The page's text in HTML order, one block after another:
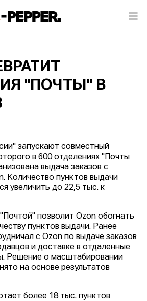
"ПОЧТЫ" В
запускают совместный
в 600 отделениях "Почты
выдача заказов с
Количество пунктов выдачи
увеличить до 22,5 тыс. к
позволит Ozon обогнать
пунктов выдачи. Ранее
с Ozon по выдаче заказов
и доставке в отдаленные
Решение о масштабировании
на основе результатов
более 18 тыс. пунктов